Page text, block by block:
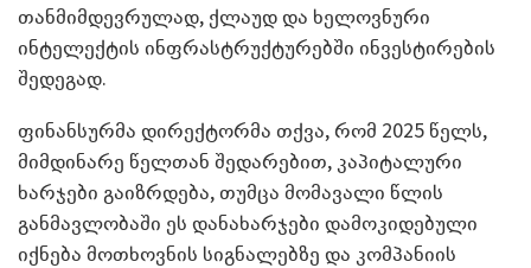
თანმიმდევრულად, ქლაუდ და ხელოვნური
ინტელექტის ინფრასტრუქტურებში ინვესტირების
შედეგად.
ფინანსურმა დირექტორმა თქვა, რომ 2025 წელს,
მიმდინარე წელთან შედარებით, კაპიტალური
ხარჯები გაიზრდება, თუმცა მომავალი წლის
განმავლობაში ეს დანახარჯები დამოკიდებული
იქნება მოთხოვნის სიგნალებზე და კომპანიის